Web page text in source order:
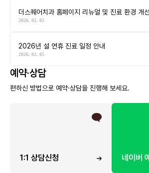
더스퀘어치과 홈페이지 리뉴얼 및 진료 환경 개
2026. 02. 05
2026년 설 연휴 진료 일정 안내
2026. 02. 05
예약·상담
편하신 방법으로 예약·상담을 진행해 보세요.
1:1 상담신청 네이버